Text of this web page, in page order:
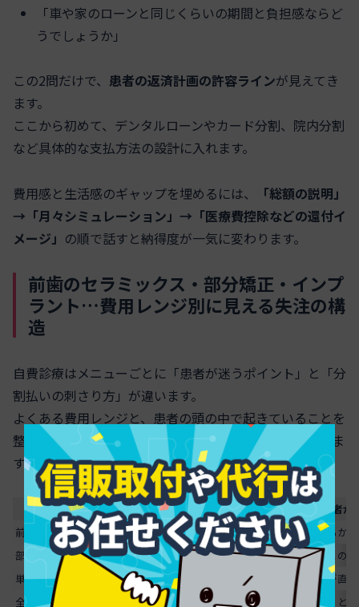
「車や家のローンと同じくらいの期間と負担感ならど
うでしょうか」
この2問だけで、 患者の返済計画の許容ラインが見えてき
ます。
ここから初めて、デンタルローンやカード分割、院内分割
など具体的な支払方法の設計に入れます。
費用感と生活感のギャップを埋めるには、
「総額の説明」
→「月々シミュレーション」→「医療費控除などの還付イ
メージ」 の順で話すと納得度が一気に変わります。
前歯のセラミックス・部分矯正・インプ
ラント…費用レンジ別に見える失注の構
造
自費診療はメニューごとに「患者が迷うポイント」と「分
割払いの刺さり方」が違います。
よくある費用レンジと、患者の頭の中で起きていることを
整理すると、オペレーションの改善ポイントが見えてきま
す。
治療内容 目安費用レンジ
患者
前歯セラミックス(1〜2本)
10〜25万円
「カード一括でいけるか
部分矯正(前歯ライト矯正)
30〜60万円
「美容の範囲なのにこの
単独インプラント
35〜60万円
「保険診療との差」が直
全顎インプラント・重度矯正 150万円超 「人生レベルの投資」と
スクロールできます